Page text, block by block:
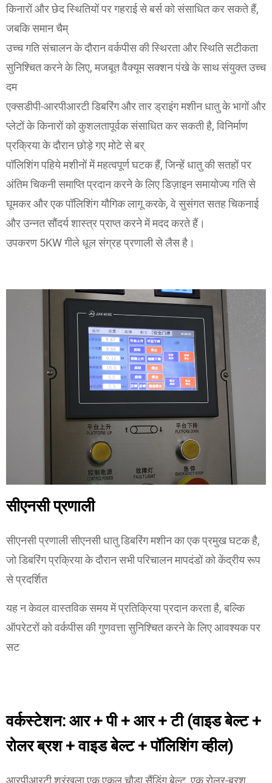
किनारों और छेद स्थितियों पर गहराई से बर्स को संसाधित कर सकते हैं,
जबकि समान चैम्
उच्च गति संचालन के दौरान वर्कपीस की स्थिरता और स्थिति सटीकता
सुनिश्चित करने के लिए, मजबूत वैक्यूम सक्शन पंखे के साथ संयुक्त उच्च
दम
एक्सडीपी-आरपीआरटी डिबरिंग और तार ड्राइंग मशीन धातु के भागों और
प्लेटों के किनारों को कुशलतापूर्वक संसाधित कर सकती है, विनिर्माण
प्रक्रिया के दौरान छोड़े गए मोटे से बर्
पॉलिशिंग पहिये मशीनों में महत्वपूर्ण घटक हैं, जिन्हें धातु की सतहों पर
अंतिम चिकनी समाप्ति प्रदान करने के लिए डिज़ाइन समायोज्य गति से
घूमकर और एक पॉलिशिंग यौगिक लागू करके, वे सुसंगत सतह चिकनाई
और उन्नत सौंदर्य शास्त्र प्राप्त करने में मदद करते हैं।
उपकरण 5KW गीले धूल संग्रह प्रणाली से लैस है।
सीएनसी प्रणाली
सीएनसी प्रणाली सीएनसी धातु डिबरिंग मशीन का एक प्रमुख घटक है,
जो डिबरिंग प्रक्रिया के दौरान सभी परिचालन मापदंडों को केंद्रीय रूप
से प्रदर्शित
यह न केवल वास्तविक समय में प्रतिक्रिया प्रदान करता है, बल्कि
ऑपरेटरों को वर्कपीस की गुणवत्ता सुनिश्चित करने के लिए आवश्यक पर
सट
वर्कस्टेशन: आर + पी + आर + टी (वाइड बेल्ट +
रोलर ब्रश + वाइड बेल्ट + पॉलिशिंग व्हील)
आरपीआरटी श्रृंखला एक एकल चौड़ा सैंडिंग बेल्ट, एक रोलर-ब्रश